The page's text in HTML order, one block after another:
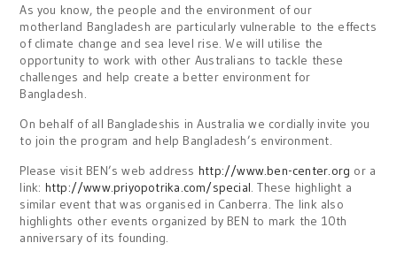
As you know, the people and the environment of our
motherland Bangladesh are particularly vulnerable to the effects
of climate change and sea level rise. We will utilise the
opportunity to work with other Australians to tackle these
challenges and help create a better environment for
Bangladesh.
On behalf of all Bangladeshis in Australia we cordially invite you
to join the program and help Bangladesh’s environment.
Please visit BEN’s web address http://www.ben-center.org or a
link: http://www.priyopotrika.com/special. These highlight a
similar event that was organised in Canberra. The link also
highlights other events organized by BEN to mark the 10th
anniversary of its founding.